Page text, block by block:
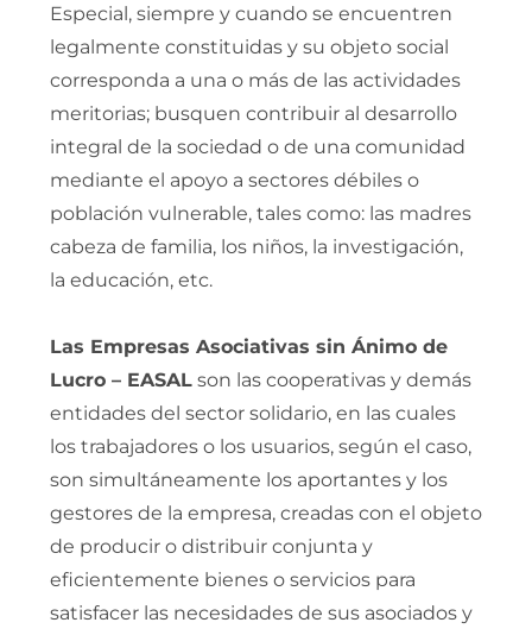
Especial, siempre y cuando se encuentren
legalmente constituidas y su objeto social
corresponda a una o más de las actividades
meritorias; busquen contribuir al desarrollo
integral de la sociedad o de una comunidad
mediante el apoyo a sectores débiles o
población vulnerable, tales como: las madres
cabeza de familia, los niños, la investigación,
la educación, etc.
Las Empresas Asociativas sin Ánimo de
Lucro – EASAL son las cooperativas y demás
entidades del sector solidario, en las cuales
los trabajadores o los usuarios, según el caso,
son simultáneamente los aportantes y los
gestores de la empresa, creadas con el objeto
de producir o distribuir conjunta y
eficientemente bienes o servicios para
satisfacer las necesidades de sus asociados y